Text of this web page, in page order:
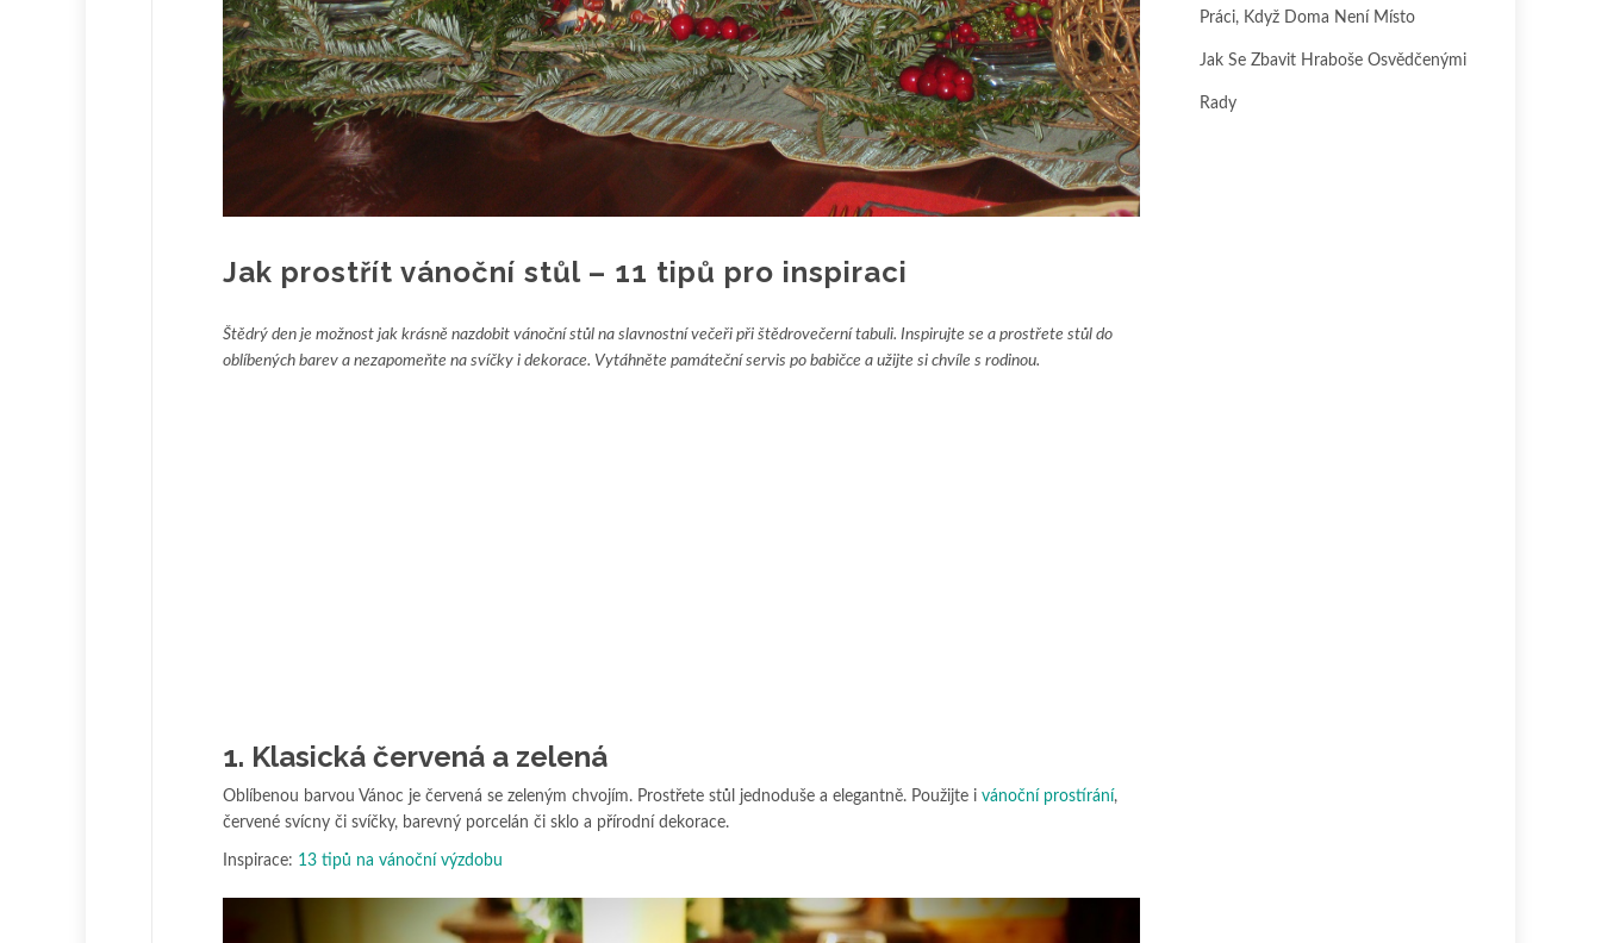
Jak prostřít vánoční stůl – 11 tipů pro inspiraci
Štědrý den je možnost jak krásně nazdobit vánoční stůl na slavnostní večeři při štědrovečerní tabuli. Inspirujte se a prostřete stůl do
oblíbených barev a nezapomeňte na svíčky i dekorace. Vytáhněte památeční servis po babičce a užijte si chvíle s rodinou.
1. Klasická červená a zelená
Oblíbenou barvou Vánoc je červená se zeleným chvojím. Prostřete stůl jednoduše a elegantně. Použijte i vánoční prostírání,
červené svícny či svíčky, barevný porcelán či sklo a přírodní dekorace.
Inspirace: 13 tipů na vánoční výzdobu
Práci, Když Doma Není Místo
Jak Se Zbavit Hraboše Osvědčenými
Rady